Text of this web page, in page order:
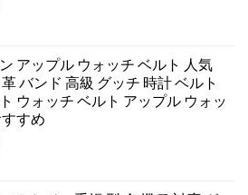
アップル ウォッチ ベルト 人気
バンド 高級 グッチ 時計 ベルト
ウォッチ ベルト アップル ウォッ
すめ